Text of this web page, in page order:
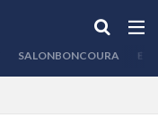
SALONBONCOURA